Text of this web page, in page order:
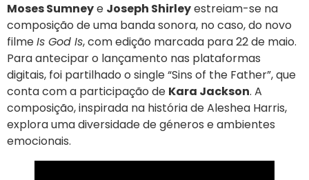
Moses Sumneye Joseph Shirleyestreiam-se na
composição de uma banda sonora, no caso, do novo
filmeIs God Is, com edição marcada para 22 de maio.
Para antecipar o lançamento nas plataformas
digitais, foi partilhado o single “Sins of the Father”, que
conta com a participação de Kara Jackson. A
composição, inspirada na história de Aleshea Harris,
explora uma diversidade de géneros e ambientes
emocionais.